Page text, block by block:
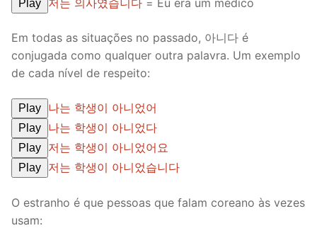
Play
Em todas as situações no passado, 아니다 é
conjugada como qualquer outra palavra. Um exemplo
de cada nível de respeito:
Play 나는 학생이 아니었어
Play 나는 학생이 아니었다
Play 저는 학생이 아니었어요
Play 저는 학생이 아니었습니다
O estranho é que pessoas que falam coreano às vezes
usam: